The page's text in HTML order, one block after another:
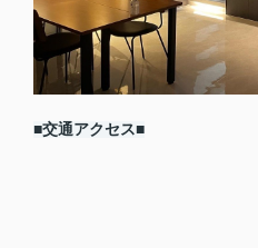
■交通アクセス■